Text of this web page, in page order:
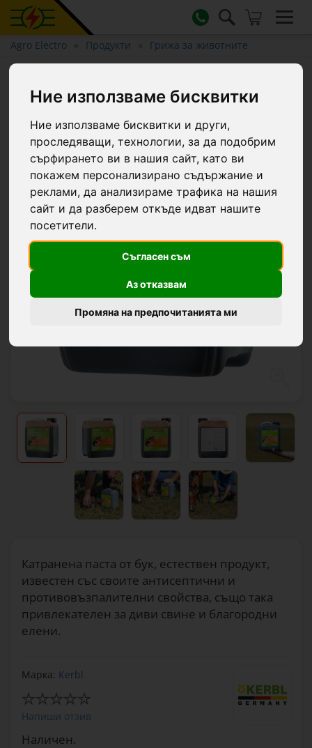
Ние използваме бисквитки
Ние използваме бисквитки и други,
проследяващи, технологии, за да подобрим
сърфирането ви в нашия сайт, като ви
покажем персонализирано съдържание и
реклами, да анализираме трафика на нашия
сайт и да разберем откъде идват нашите
посетители.
Съгласен съм
Аз отказвам
Промяна на предпочитанията ми
Agro Electro Продукти Грижа за животните
Буков катран, TarPaste, 5 кг
Катранена паста от бук, естествен продукт,
известен със своите антисептични и
противовъзпалителни свойства, също така
привлекателен за диви свине и благородни
елени.
Марка: Kerbl
Напиши отзив
Наличен.